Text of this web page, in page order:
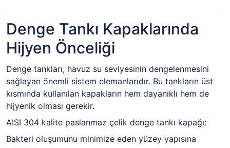
Denge Tankı Kapaklarında
Hijyen Önceliği
Denge tankları, havuz su seviyesinin dengelenmesini
sağlayan önemli sistem elemanlarıdır. Bu tankların üst
kısmında kullanılan kapakların hem dayanıklı hem de
hijyenik olması gerekir.
AISI 304 kalite paslanmaz çelik denge tankı kapağı:
Bakteri oluşumunu minimize eden yüzey yapısına